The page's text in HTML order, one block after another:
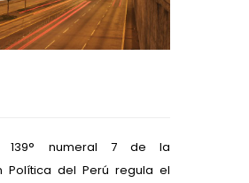
139° numeral 7 de la
Política del Perú regula el